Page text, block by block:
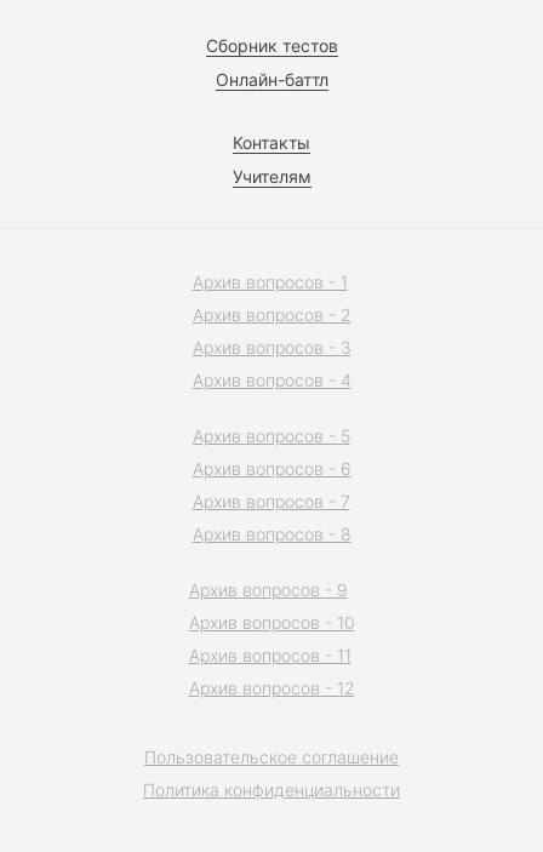
Сборник тестов
Онлайн-баттл
Контакты
Учителям
Пользовательское соглашение
Политика конфиденциальности
Архив вопросов - 1
Архив вопросов - 2
Архив вопросов - 3
Архив вопросов - 4
Архив вопросов - 5
Архив вопросов - 6
Архив вопросов - 7
Архив вопросов - 8
Архив вопросов - 9
Архив вопросов - 10
Архив вопросов - 11
Архив вопросов - 12